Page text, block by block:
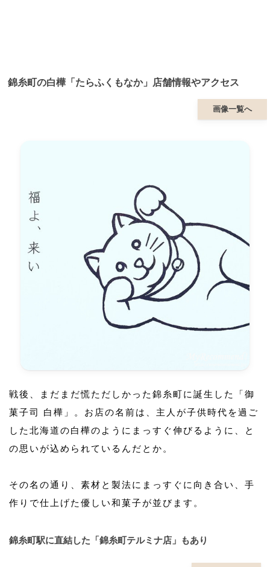
錦糸町の白樺「たらふくもなか」店舗情報やアクセス
画像一覧へ
戦後、まだまだ慌ただしかった錦糸町に誕生した「御
菓子司 白樺」。お店の名前は、主人が子供時代を過ご
した北海道の白樺のようにまっすぐ伸びるように、と
の思いが込められているんだとか。
その名の通り、素材と製法にまっすぐに向き合い、手
作りで仕上げた優しい和菓子が並びます。
錦糸町駅に直結した「錦糸町テルミナ店」もあり